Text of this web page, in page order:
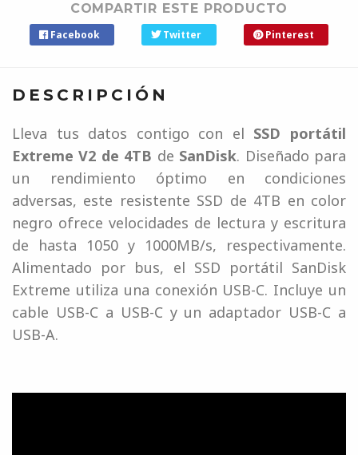
COMPARTIR ESTE PRODUCTO
Facebook Twitter Pinterest
DESCRIPCIÓN
Lleva tus datos contigo con el SSD portátil
Extreme V2 de 4TB de SanDisk. Diseñado para
un rendimiento óptimo en condiciones
adversas, este resistente SSD de 4TB en color
negro ofrece velocidades de lectura y escritura
de hasta 1050 y 1000MB/s, respectivamente.
Alimentado por bus, el SSD portátil SanDisk
Extreme utiliza una conexión USB-C. Incluye un
cable USB-C a USB-C y un adaptador USB-C a
USB-A.